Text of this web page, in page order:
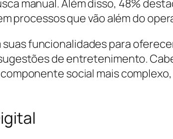
manual. Além disso, 48%
processos que vão além do
funcionalidades para
de entretenimento.
social mais